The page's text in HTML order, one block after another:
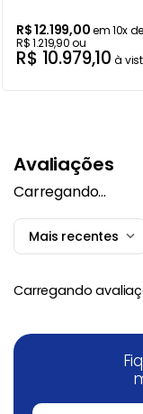
R$12.199,00em10x de
R$1.219,90ou
R$ 10.979,10 à
Avaliações
Carregando…
Mais recentes
Carregando